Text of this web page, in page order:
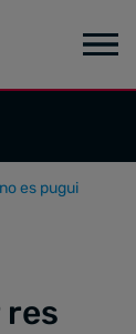
es pugui
res